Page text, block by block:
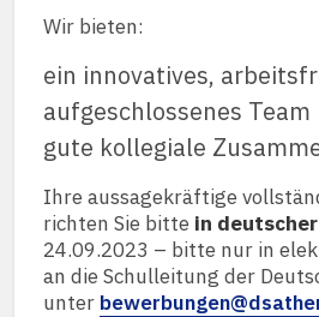
Wir bieten:
ein innovatives,
aufgeschlossenes Team
gute kollegiale
Ihre aussagekräftige
richten Sie bitte in
24.09.2023 – bitte nur in
an die Schulleitung der
unter